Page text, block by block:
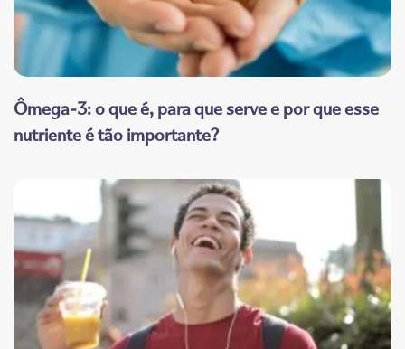
Ômega-3: o que é, para que serve e por que esse
nutriente é tão importante?